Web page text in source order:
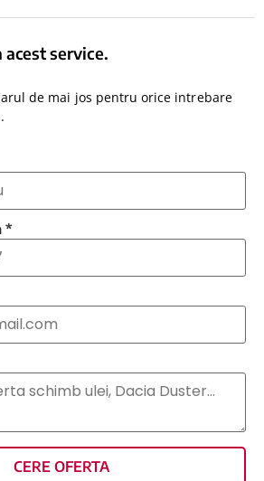
service.
de mai jos pentru orice intrebare
*
CERE OFERTA